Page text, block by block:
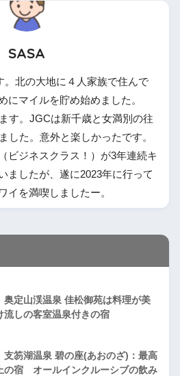
SASA
。北の大地に４人家族で住んで
にマイルを貯め始めました。
す。JGCは新千歳と女満別の往
した。意外と楽しかったです。
ビジネスクラス！）が3年連続キ
ましたが、遂に2023年に行って
イを満喫しましたー。
奥定山渓温泉 佳松御苑は料理が美
流しの客室温泉付きの宿
支笏湖温泉 碧の座(あおのざ)：最高
の宿 オールインクルーシブの飲み